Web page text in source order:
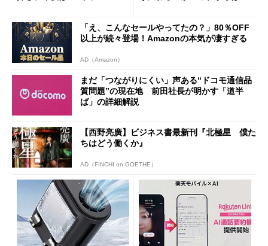
「え、こんなセールやってたの？」80％OFF
以上が続々登場！Amazonの本気が凄すぎる
AD（Amazon）
まだ「つながりにくい」声ある“ドコモ通信品
質問題”の現在地 前田社長が明かす「道半
ば」の詳細解説
【西野亮廣】ビジネス書最新刊『北極星 僕た
ちはどう働くか』
AD（FINCHI on GOETHE）